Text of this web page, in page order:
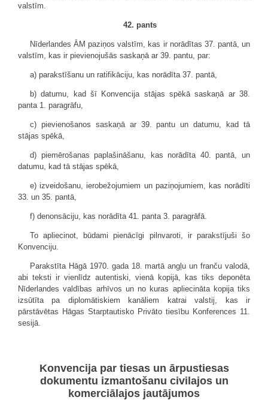
valstīm.
42. pants
Nīderlandes ĀM paziņos valstīm, kas ir norādītas 37. pantā, un
valstīm, kas ir pievienojušās saskaņā ar 39. pantu, par:
a) parakstīšanu un ratifikāciju, kas norādīta 37. pantā,
b) datumu, kad šī Konvencija stājas spēkā saskaņā ar 38.
panta 1. paragrāfu,
c) pievienošanos saskaņā ar 39. pantu un datumu, kad tā
stājas spēkā,
d) piemērošanas paplašināšanu, kas norādīta 40. pantā, un
datumu, kad tā stājas spēkā,
e) izveidošanu, ierobežojumiem un paziņojumiem, kas norādīti
33. un 35. pantā,
f) denonsāciju, kas norādīta 41. panta 3. paragrāfā.
To apliecinot, būdami pienācīgi pilnvaroti, ir parakstījuši šo
Konvenciju.
Parakstīta Hāgā 1970. gada 18. martā angļu un franču valodā,
abi teksti ir vienlīdz autentiski, vienā kopijā, kas tiks deponēta
Nīderlandes valdības arhīvos un no kuras apliecināta kopija tiks
izsūtīta pa diplomātiskiem kanāliem katrai valstij, kas ir
pārstāvētas Hāgas Starptautisko Privāto tiesību Konferences 11.
sesijā.
Konvencija par tiesas un ārpustiesas
dokumentu izmantošanu civilajos un
komerciālajos jautājumos